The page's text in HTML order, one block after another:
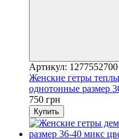
Артикул: 1277552700
Женские гетры
однотонные размер
750 грн
Купить